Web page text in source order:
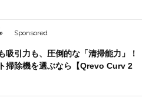
Sponsored
吸引力も、圧倒的な「清掃能力」！
掃除機を選ぶなら【Qrevo Curv 2